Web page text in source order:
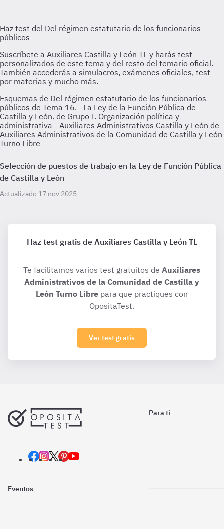
Esquemas de Del régimen estatutario de los funcionarios
públicos de Tema 16.– La Ley de la Función Pública de
Castilla y León. de Grupo I. Organización política y
administrativa - Auxiliares Administrativos Castilla y León de
Auxiliares Administrativos de la Comunidad de Castilla y León
Turno Libre
Selección de puestos de trabajo en la Ley de Función Pública
de Castilla y León
Actualizado 17 nov 2025
Haz test gratis de Auxiliares Castilla y León TL
Te facilitamos varios test gratuitos de Auxiliares
Administrativos de la Comunidad de Castilla y
León Turno Libre para que practiques con
OpositaTest.
Ver test gratis
Para ti
Eventos